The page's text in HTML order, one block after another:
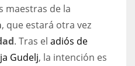
maestras de la
, que estará otra vez
. Tras el adiós de
Gudelj, la intención es